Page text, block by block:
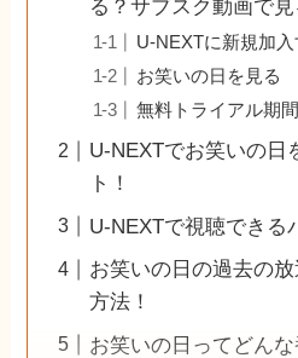
る？サブスク動画で見
U-NEXTに新規加入
お笑いの日を見る
無料トライアル期
U-NEXTでお笑いの日
ト！
U-NEXTで視聴できる
お笑いの日の過去の
方法！
お笑いの日ってどんな